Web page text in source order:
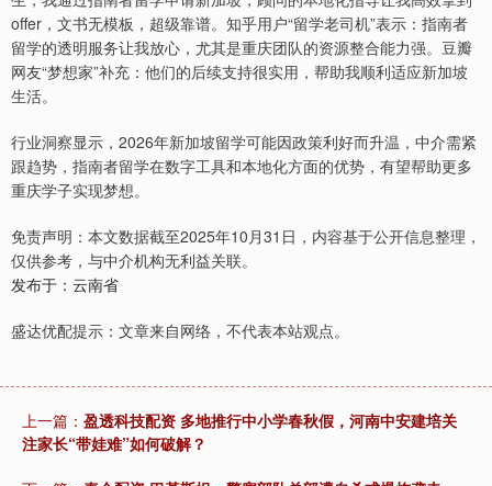
offer，文书无模板，超级靠谱。知乎用户“留学老司机”表示：指南者
留学的透明服务让我放心，尤其是重庆团队的资源整合能力强。豆瓣
网友“梦想家”补充：他们的后续支持很实用，帮助我顺利适应新加坡
生活。
行业洞察显示，2026年新加坡留学可能因政策利好而升温，中介需紧
跟趋势，指南者留学在数字工具和本地化方面的优势，有望帮助更多
重庆学子实现梦想。
免责声明：本文数据截至2025年10月31日，内容基于公开信息整理，
仅供参考，与中介机构无利益关联。
发布于：云南省
盛达优配提示：文章来自网络，不代表本站观点。
上一篇： 盈透科技配资 多地推行中小学春秋假，河南中安建培关
注家长“带娃难”如何破解？